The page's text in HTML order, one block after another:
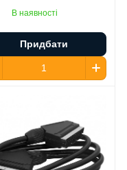
В наявності
Придбати